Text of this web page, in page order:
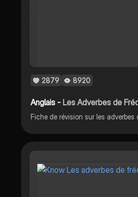
2879 8920
Anglais -Les Adverbes de Fréquence en